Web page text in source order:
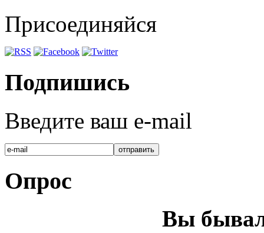
Присоединяйся
Подпишись
Введите ваш e-mail
Опрос
Вы